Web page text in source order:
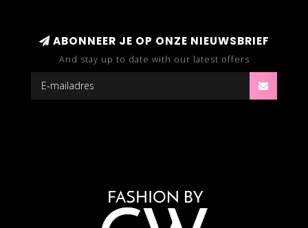
ABONNEER JE OP ONZE NIEUWSBRIEF
And stay up to date with our latest offers